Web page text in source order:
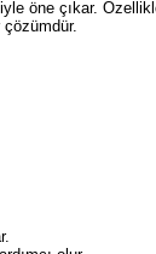
öne çıkar.